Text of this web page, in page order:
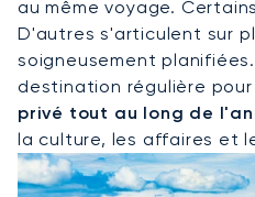
au même voyage.
D'autres s'articulent sur
soigneusement
destination régulière pour
privé tout au long de
la culture, les affaires et